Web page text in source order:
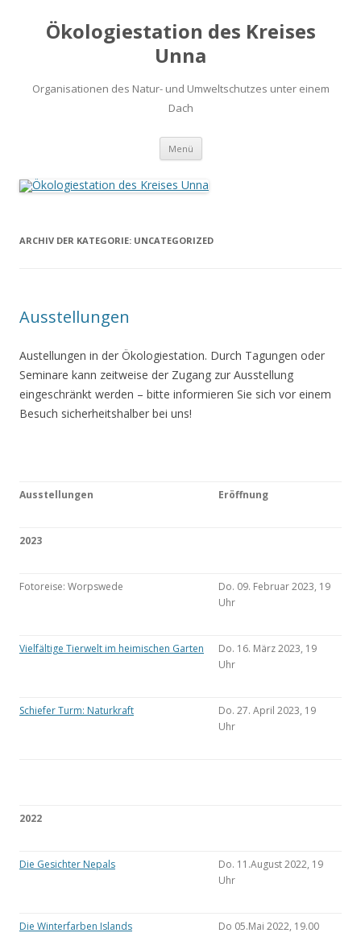
Ökologiestation des Kreises
Unna
Organisationen des Natur- und Umweltschutzes unter einem
Dach
Menü Zum
springen
ARCHIV DER KATEGORIE: UNCATEGORIZED
Ausstellungen
Austellungen in der Ökologiestation. Durch Tagungen oder
Seminare kann zeitweise der Zugang zur Ausstellung
eingeschränkt werden – bitte informieren Sie sich vor einem
Besuch sicherheitshalber bei uns!
Ausstellungen Eröffnung
2023
Fotoreise: Worpswede
Do. 09. Februar 2023, 19
Uhr
Vielfältige Tierwelt im heimischen Garten
Do. 16. März 2023, 19
Uhr
Schiefer Turm: Naturkraft
Do. 27. April 2023, 19
Uhr
2022
Die Gesichter Nepals
Do. 11.August 2022, 19
Uhr
Die Winterfarben Islands
Do 05.Mai 2022, 19.00